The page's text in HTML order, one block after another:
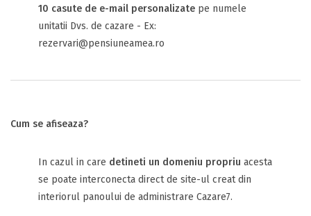
10 casute de e-mail personalizate pe numele
unitatii Dvs. de cazare - Ex:
rezervari@pensiuneamea.ro
Cum se afiseaza?
In cazul in care detineti un domeniu propriu acesta
se poate interconecta direct de site-ul creat din
interiorul panoului de administrare Cazare7.